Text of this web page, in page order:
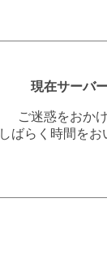
現在サーバ
ご迷惑をおか
しばらく時間を